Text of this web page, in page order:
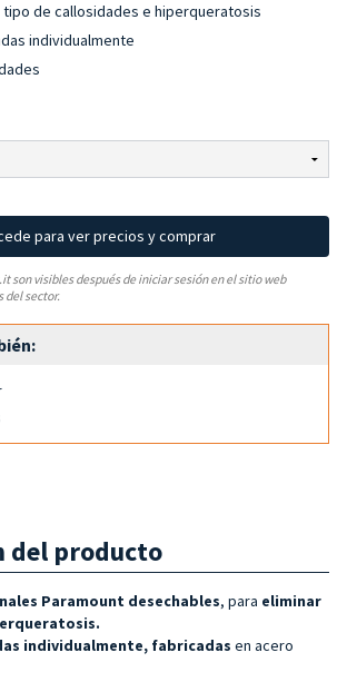
tipo de callosidades e hiperqueratosis
individualmente
para ver precios y comprar
son visibles después de iniciar sesión en el sitio web
del sector.
del producto
Paramount desechables, para eliminar
individualmente, fabricadas en acero